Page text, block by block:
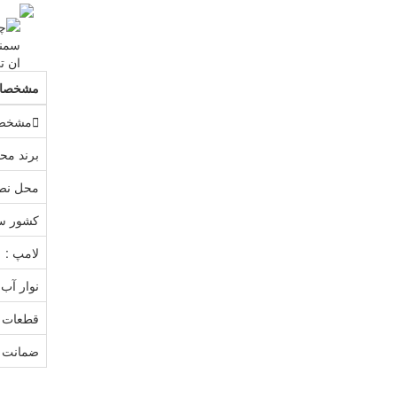
برند
محل
کشور
لامپ :
نوار
قطعات
ضمانت